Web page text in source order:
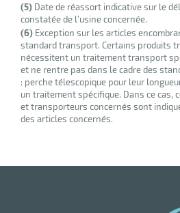
(5) Date de réassort indicative sur le
constatée de l’usine concernée.
(6) Exception sur les articles
standard transport. Certains produits
nécessitent un traitement transport
et ne rentre pas dans le cadre des
: perche télescopique pour leur
un traitement spécifique. Dans ce cas,
et transporteurs concernés sont
des articles concernés.